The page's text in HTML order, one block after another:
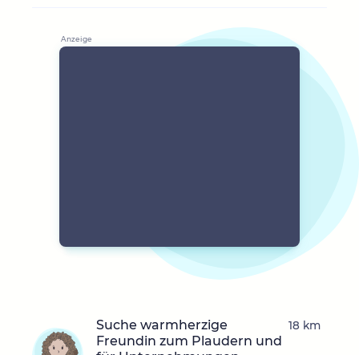
Suche warmherzige
Freundin zum Plaudern und
18 km